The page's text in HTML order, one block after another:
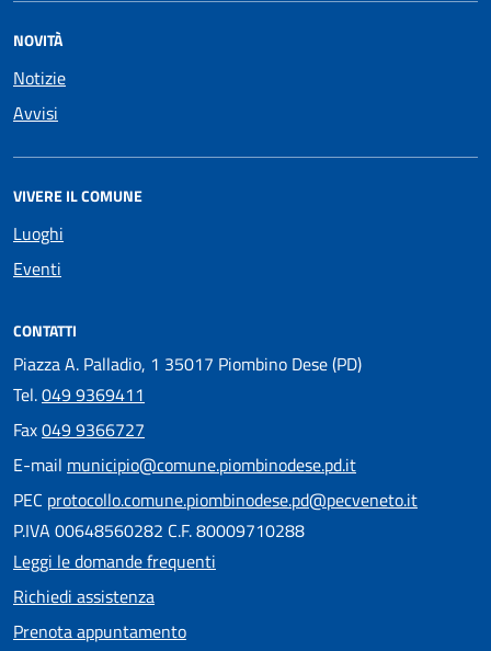
NOVITÀ
Notizie
Avvisi
VIVERE IL COMUNE
Luoghi
Eventi
CONTATTI
Piazza A. Palladio, 1 35017 Piombino Dese (PD)
Tel.049 9369411
Fax049 9366727
E-mail municipio@comune.piombinodese.pd.it
PEC protocollo.comune.piombinodese.pd@pecveneto.it
P.IVA 00648560282 C.F. 80009710288
Leggi le domande frequenti
Richiedi assistenza
Prenota appuntamento